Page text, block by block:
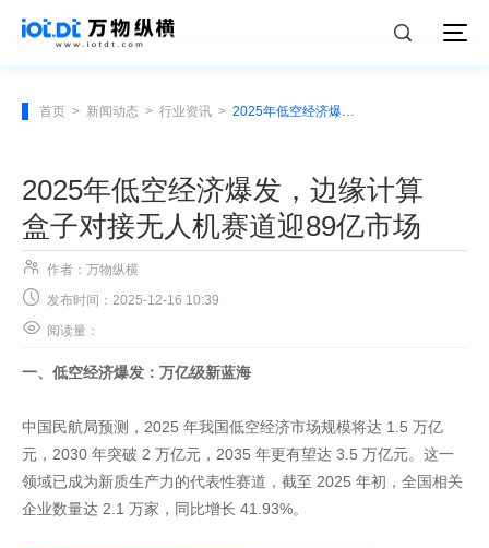
首页 > 新闻动态 > 行业资讯 > 2025年低空经济爆发，边缘计算盒子对接无人机赛道迎89亿市场
2025年低空经济爆发，边缘计算
盒子对接无人机赛道迎89亿市场
 作者：万物纵横
 发布时间：2025-12-16 10:39
 阅读量：
一、低空经济爆发：万亿级新蓝海
中国民航局预测，2025 年我国低空经济市场规模将达 1.5 万亿
元，2030 年突破 2 万亿元，2035 年更有望达 3.5 万亿元。这一
领域已成为新质生产力的代表性赛道，截至 2025 年初，全国相关
企业数量达 2.1 万家，同比增长 41.93%。